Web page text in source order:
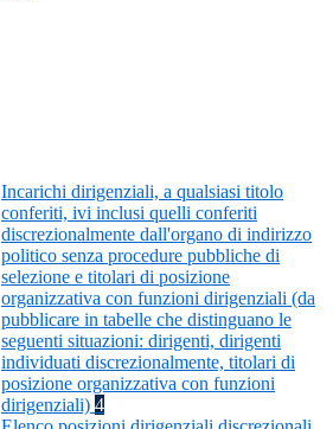
Incarichi dirigenziali, a qualsiasi titolo
conferiti, ivi inclusi quelli conferiti
discrezionalmente dall'organo di indirizzo
politico senza procedure pubbliche di
selezione e titolari di posizione
organizzativa con funzioni dirigenziali (da
pubblicare in tabelle che distinguano le
seguenti situazioni: dirigenti, dirigenti
individuati discrezionalmente, titolari di
posizione organizzativa con funzioni
dirigenziali) 4